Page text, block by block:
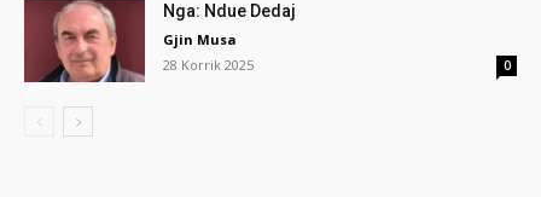
Nga: Ndue Dedaj
Gjin Musa
28 Korrik 2025
0